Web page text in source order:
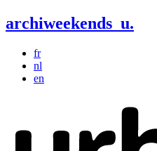
archiweekends u.
fr
nl
en